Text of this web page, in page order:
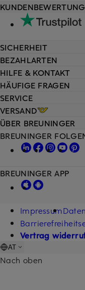
HILFE & KONTAKT
HÄUFIGE FRAGEN
SERVICE
VERSAND
KUNDENBEWERTUNG
SICHERHEIT
BEZAHLARTEN
ÜBER BREUNINGER
BREUNINGER
BREUNINGER APP
Impressum
Vertrag
AT
Nach oben